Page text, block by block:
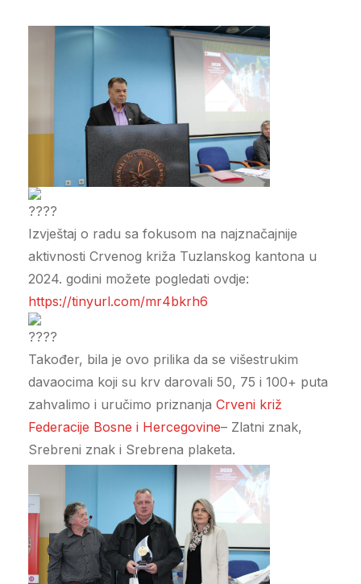
Izvještaj o radu sa fokusom na najznačajnije
aktivnosti Crvenog križa Tuzlanskog kantona u
2024. godini možete pogledati ovdje:
https://tinyurl.com/mr4bkrh6
Također, bila je ovo prilika da se višestrukim
davaocima koji su krv darovali 50, 75 i 100+ puta
zahvalimo i uručimo priznanja Crveni križ
Federacije Bosne i Hercegovine– Zlatni znak,
Srebreni znak i Srebrena plaketa.